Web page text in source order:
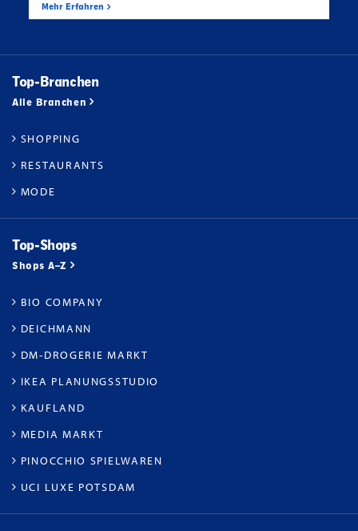
Mehr Erfahren
Top-Branchen
Alle Branchen
SHOPPING
RESTAURANTS
MODE
Top-Shops
Shops A–Z
BIO COMPANY
DEICHMANN
DM-DROGERIE MARKT
IKEA PLANUNGSSTUDIO
KAUFLAND
MEDIA MARKT
PINOCCHIO SPIELWAREN
UCI LUXE POTSDAM